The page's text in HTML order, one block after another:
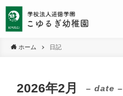
ホーム 日記
2026年2月 – date –